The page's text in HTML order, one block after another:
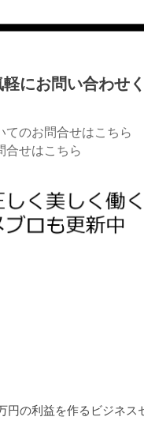
にお問い合わせ
てのお問合せはこちら
合せはこちら
円の利益を作るビジネス